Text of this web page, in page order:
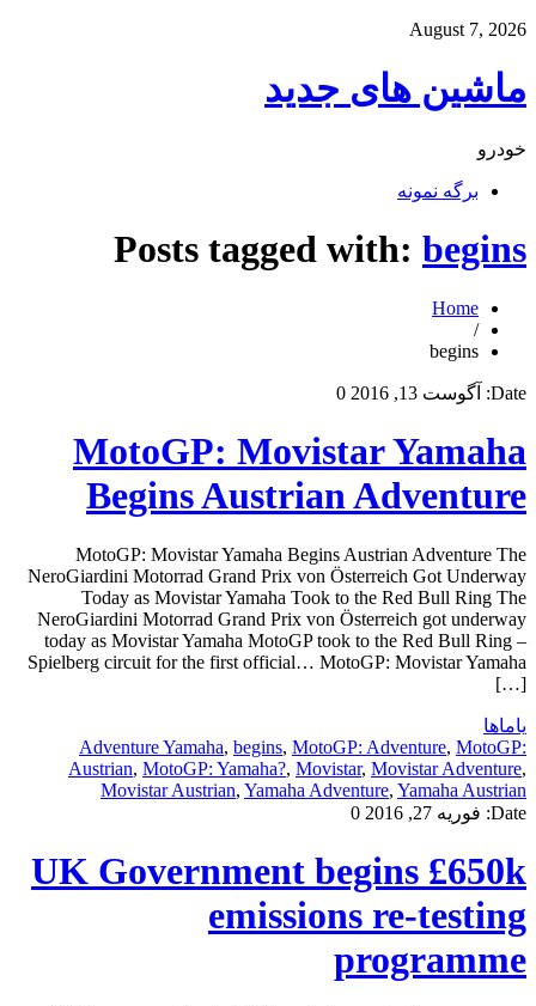
August 7, 2026
ماشین های جدید
خودرو
برگه نمونه
Posts tagged with: begins
Home
/
begins
Date: آگوست 13, 2016 0
MotoGP: Movistar Yamaha
Begins Austrian Adventure
MotoGP: Movistar Yamaha Begins Austrian Adventure The
NeroGiardini Motorrad Grand Prix von Österreich Got Underway
Today as Movistar Yamaha Took to the Red Bull Ring The
NeroGiardini Motorrad Grand Prix von Österreich got underway
today as Movistar Yamaha MotoGP took to the Red Bull Ring –
Spielberg circuit for the first official… MotoGP: Movistar Yamaha
[…]
یاماها
Adventure Yamaha, begins, MotoGP: Adventure, MotoGP:
Austrian, MotoGP: Yamaha?, Movistar, Movistar Adventure,
Movistar Austrian, Yamaha Adventure, Yamaha Austrian
Date: فوریه 27, 2016 0
UK Government begins £650k
emissions re-testing
programme